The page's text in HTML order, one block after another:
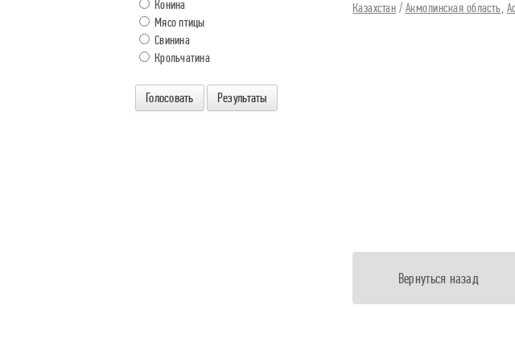
Конина
Мясо птицы
Свинина
Крольчатина
Голосовать Результаты
Казахстан / Акмолинская область
Вернуться назад